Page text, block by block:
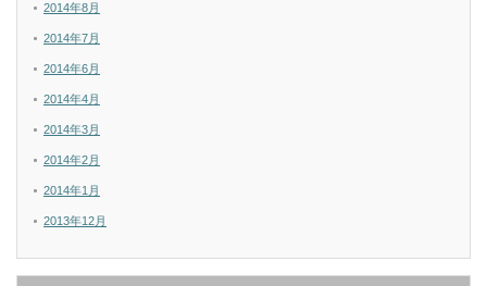
2014年8月
2014年7月
2014年6月
2014年4月
2014年3月
2014年2月
2014年1月
2013年12月